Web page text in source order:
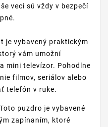
veci sú vždy v bezpečí
je vybavený praktickým
vám umožní
mini televízor. Pohodlne
filmov, seriálov alebo
telefón v ruke.
Toto puzdro je vybavené
zapínaním, ktoré